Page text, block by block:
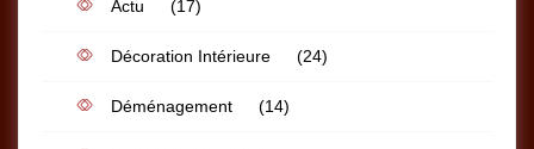
Actu (17)
Décoration Intérieure (24)
Déménagement (14)